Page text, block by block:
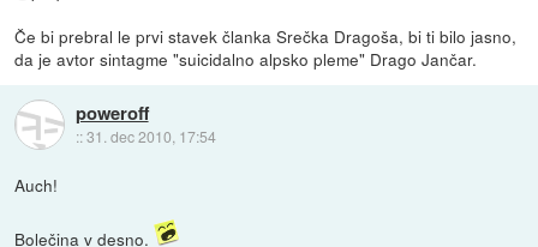
Če bi prebral le prvi stavek članka Srečka Dragoša, bi ti bilo jasno,
da je avtor sintagme "suicidalno alpsko pleme" Drago Jančar.
poweroff
::31. dec 2010, 17:54
Auch!
Bolečina v desno.